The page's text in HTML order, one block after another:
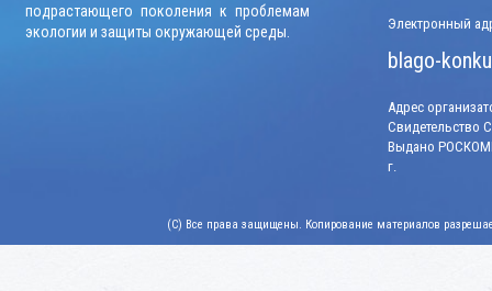
подрастающего поколения к проблемам
экологии и защиты окружающей среды.
Электронный
blago-
Адрес
Свидетельство
Выдано
г.
(C) Все права защищены. Копирование материалов